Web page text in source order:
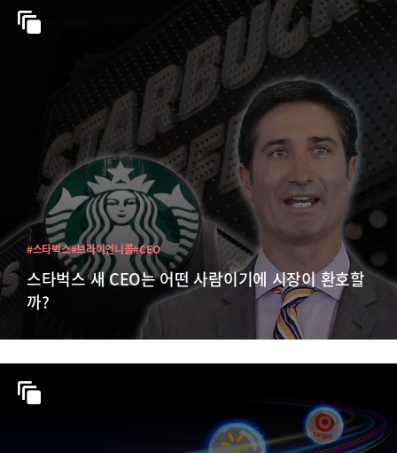
스타벅스 새 CEO는 어떤 사람이기에 시장이 환호할
까?
#스타벅스#브라이언니콜#CEO